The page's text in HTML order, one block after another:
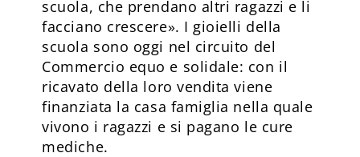
scuola, che prendano altri ragazzi e li
facciano crescere». I gioielli della
scuola sono oggi nel circuito del
Commercio equo e solidale: con il
ricavato della loro vendita viene
finanziata la casa famiglia nella quale
vivono i ragazzi e si pagano le cure
mediche.